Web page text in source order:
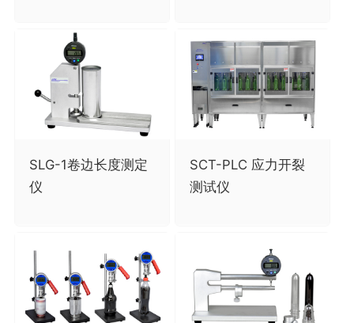
SLG-1卷边长度测定
仪
SCT-PLC 应力开裂
测试仪